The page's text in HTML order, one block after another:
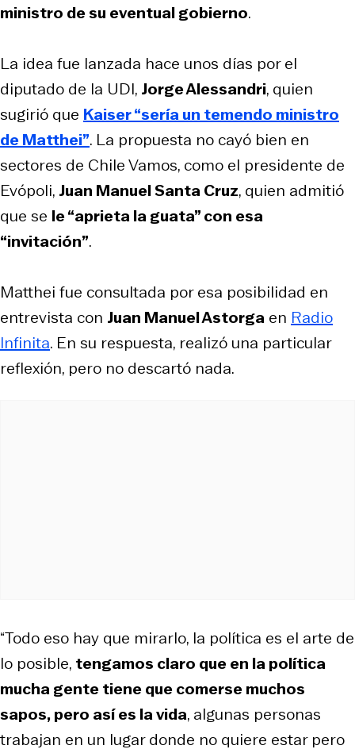
ministro de su eventual gobierno.
La idea fue lanzada hace unos días por el
diputado de la UDI, Jorge Alessandri, quien
sugirió que Kaiser “sería un temendo ministro
de Matthei”. La propuesta no cayó bien en
sectores de Chile Vamos, como el presidente de
Evópoli, Juan Manuel Santa Cruz, quien admitió
que se le “aprieta la guata” con esa
“invitación”.
Matthei fue consultada por esa posibilidad en
entrevista con Juan Manuel Astorga en Radio
Infinita. En su respuesta, realizó una particular
reflexión, pero no descartó nada.
“Todo eso hay que mirarlo, la política es el arte de
lo posible, tengamos claro que en la política
mucha gente tiene que comerse muchos
sapos, pero así es la vida, algunas personas
trabajan en un lugar donde no quiere estar pero